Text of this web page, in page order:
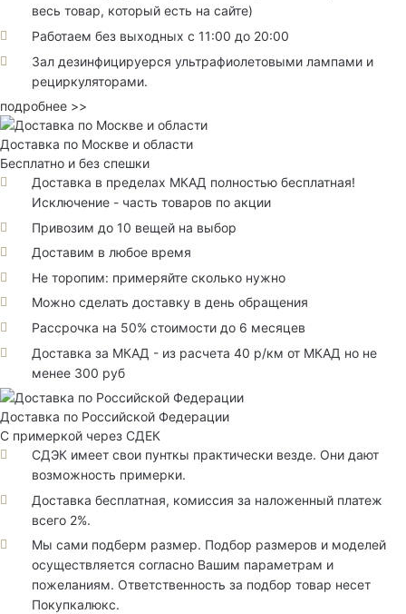
весь товар, который есть на сайте)
Работаем без выходных с 11:00 до 20:00
Зал дезинфицируерся ультрафиолетовыми лампами и
рециркуляторами.
подробнее >>
Доставка по Москве и области
Бесплатно и без спешки
Доставка в пределах МКАД полностью бесплатная!
Исключение - часть товаров по акции
Привозим до 10 вещей на выбор
Доставим в любое время
Не торопим: примеряйте сколько нужно
Можно сделать доставку в день обращения
Рассрочка на 50% стоимости до 6 месяцев
Доставка за МКАД - из расчета 40 р/км от МКАД но не
менее 300 руб
Доставка по Российской Федерации
С примеркой через СДЕК
СДЭК имеет свои пунткы практически везде. Они дают
возможность примерки.
Доставка бесплатная, комиссия за наложенный платеж
всего 2%.
Мы сами подберм размер. Подбор размеров и моделей
осуществляется согласно Вашим параметрам и
пожеланиям. Ответственность за подбор товар несет
Покупкалюкс.